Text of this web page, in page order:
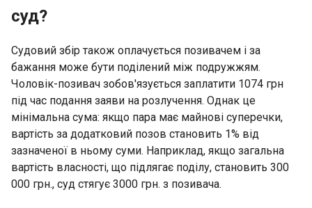
суд?
Судовий збір також оплачується позивачем і за
бажання може бути поділений між подружжям.
Чоловік-позивач зобов'язується заплатити 1074 грн
під час подання заяви на розлучення. Однак це
мінімальна сума: якщо пара має майнові суперечки,
вартість за додатковий позов становить 1% від
зазначеної в ньому суми. Наприклад, якщо загальна
вартість власності, що підлягає поділу, становить 300
000 грн., суд стягує 3000 грн. з позивача.